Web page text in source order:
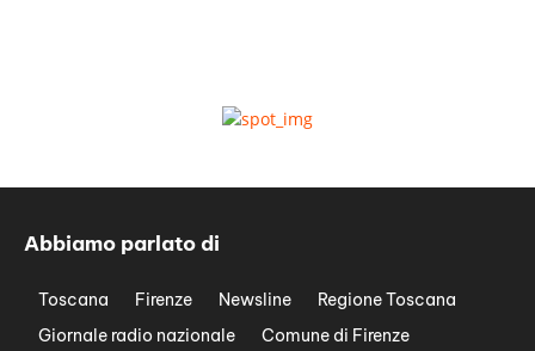
Abbiamo parlato di
Toscana Firenze Newsline
Regione Toscana
Giornale radio nazionale
Comune di Firenze